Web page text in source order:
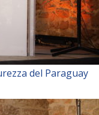
del Paraguay